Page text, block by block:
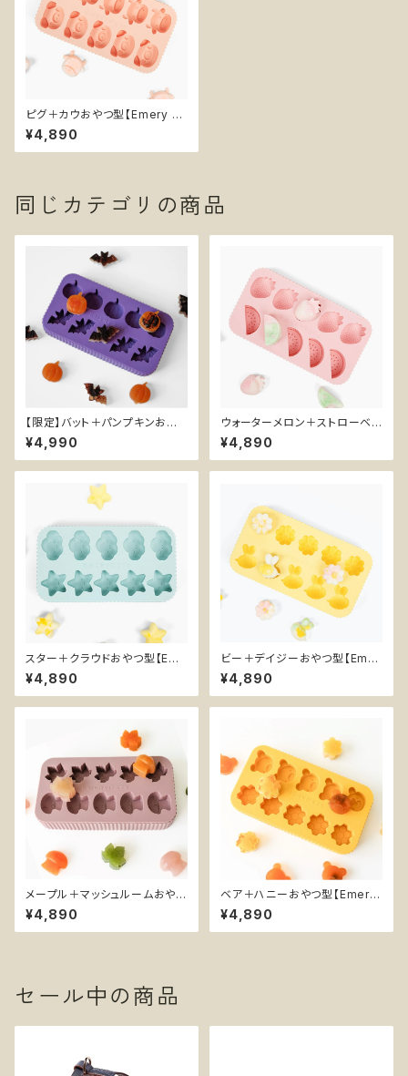
ピグ＋カウおやつ型【Emery P
ets】ぶた 牛 シリコン型 BPAフ
リー 犬おやつ
¥4,890
同じカテゴリの商品
【限定】バット＋パンプキンおや
つ型【Emery Pets】コウモリ か
ぼちゃ ハロウィン シリコン型 B
PAフリー 犬おやつ
¥4,990
ウォーターメロン＋ストローベリ
ーおやつ型【Emery Pets】スイ
カ いちご シリコン型 BPAフリー
犬おやつ
¥4,890
スター＋クラウドおやつ型【Eme
ry Pets】星 雲 シリコン型 BPA
フリー 犬おやつ
¥4,890
ビー＋デイジーおやつ型【Emer
y Pets】ハチ 蜂 花 シリコン型
BPAフリー 犬おやつ
¥4,890
メープル＋マッシュルームおやつ
型【Emery Pets】紅葉 きのこ
シリコン型 BPAフリー 犬おやつ
¥4,890
ベア＋ハニーおやつ型【Emery
Pets】くま 蜂蜜 ハチの巣 シリ
コン型 BPAフリー 犬おやつ
¥4,890
セール中の商品